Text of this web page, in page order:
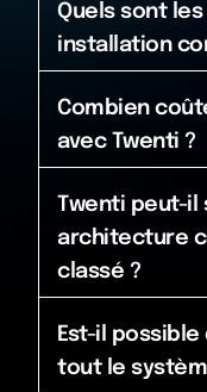
Quels sont
installation
Combien
avec Twenti ?
Twenti peut-il
architecture
classé ?
Est-il
tout le